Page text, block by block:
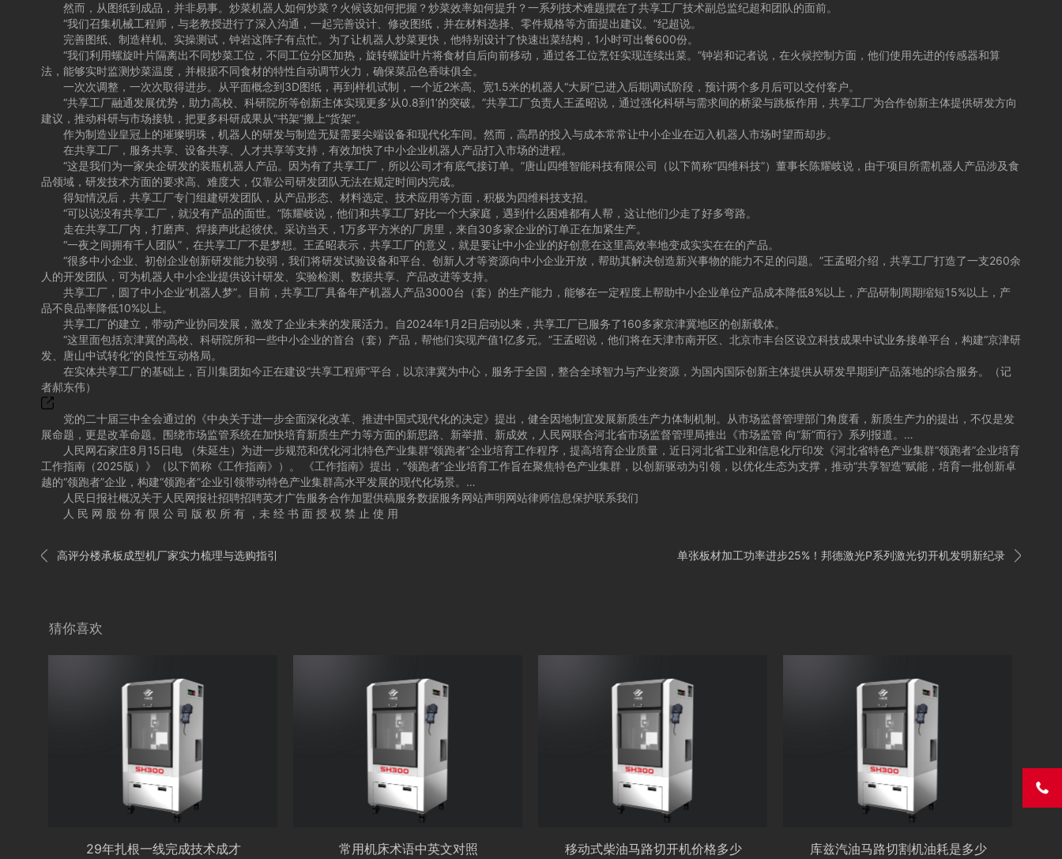
然而，从图纸到成品，并非易事。炒菜机器人如何炒菜？火候该如何把握？炒菜效率如何提升？一系列技术难题摆在了共享工厂技术副总监纪超和团队的面前。
“我们召集机械工程师，与老教授进行了深入沟通，一起完善设计、修改图纸，并在材料选择、零件规格等方面提出建议。”纪超说。
完善图纸、制造样机、实操测试，钟岩这阵子有点忙。为了让机器人炒菜更快，他特别设计了快速出菜结构，1小时可出餐600份。
“我们利用螺旋叶片隔离出不同炒菜工位，不同工位分区加热，旋转螺旋叶片将食材自后向前移动，通过各工位烹饪实现连续出菜。”钟岩和记者说，在火候控制方面，他们使用先进的传感器和算
法，能够实时监测炒菜温度，并根据不同食材的特性自动调节火力，确保菜品色香味俱全。
一次次调整，一次次取得进步。从平面概念到3D图纸，再到样机试制，一个近2米高、宽1.5米的机器人“大厨”已进入后期调试阶段，预计两个多月后可以交付客户。
“共享工厂融通发展优势，助力高校、科研院所等创新主体实现更多‘从0.8到1’的突破。”共享工厂负责人王孟昭说，通过强化科研与需求间的桥梁与跳板作用，共享工厂为合作创新主体提供研发方向
建议，推动科研与市场接轨，把更多科研成果从“书架”搬上“货架”。
作为制造业皇冠上的璀璨明珠，机器人的研发与制造无疑需要尖端设备和现代化车间。然而，高昂的投入与成本常常让中小企业在迈入机器人市场时望而却步。
在共享工厂，服务共享、设备共享、人才共享等支持，有效加快了中小企业机器人产品打入市场的进程。
“这是我们为一家央企研发的装瓶机器人产品。因为有了共享工厂，所以公司才有底气接订单。”唐山四维智能科技有限公司（以下简称“四维科技”）董事长陈耀岐说，由于项目所需机器人产品涉及食
品领域，研发技术方面的要求高、难度大，仅靠公司研发团队无法在规定时间内完成。
得知情况后，共享工厂专门组建研发团队，从产品形态、材料选定、技术应用等方面，积极为四维科技支招。
“可以说没有共享工厂，就没有产品的面世。”陈耀岐说，他们和共享工厂好比一个大家庭，遇到什么困难都有人帮，这让他们少走了好多弯路。
走在共享工厂内，打磨声、焊接声此起彼伏。采访当天，1万多平方米的厂房里，来自30多家企业的订单正在加紧生产。
“一夜之间拥有千人团队”，在共享工厂不是梦想。王孟昭表示，共享工厂的意义，就是要让中小企业的好创意在这里高效率地变成实实在在的产品。
“很多中小企业、初创企业创新研发能力较弱，我们将研发试验设备和平台、创新人才等资源向中小企业开放，帮助其解决创造新兴事物的能力不足的问题。”王孟昭介绍，共享工厂打造了一支260余
人的开发团队，可为机器人中小企业提供设计研发、实验检测、数据共享、产品改进等支持。
共享工厂，圆了中小企业“机器人梦”。目前，共享工厂具备年产机器人产品3000台（套）的生产能力，能够在一定程度上帮助中小企业单位产品成本降低8%以上，产品研制周期缩短15%以上，产
品不良品率降低10%以上。
共享工厂的建立，带动产业协同发展，激发了企业未来的发展活力。自2024年1月2日启动以来，共享工厂已服务了160多家京津冀地区的创新载体。
“这里面包括京津冀的高校、科研院所和一些中小企业的首台（套）产品，帮他们实现产值1亿多元。”王孟昭说，他们将在天津市南开区、北京市丰台区设立科技成果中试业务接单平台，构建“京津研
发、唐山中试转化”的良性互动格局。
在实体共享工厂的基础上，百川集团如今正在建设“共享工程师”平台，以京津冀为中心，服务于全国，整合全球智力与产业资源，为国内国际创新主体提供从研发早期到产品落地的综合服务。（记
者郝东伟）
党的二十届三中全会通过的《中央关于进一步全面深化改革、推进中国式现代化的决定》提出，健全因地制宜发展新质生产力体制机制。从市场监督管理部门角度看，新质生产力的提出，不仅是发
展命题，更是改革命题。围绕市场监管系统在加快培育新质生产力等方面的新思路、新举措、新成效，人民网联合河北省市场监督管理局推出《市场监管 向“新”而行》系列报道。…
人民网石家庄8月15日电 （朱延生）为进一步规范和优化河北特色产业集群“领跑者”企业培育工作程序，提高培育企业质量，近日河北省工业和信息化厅印发《河北省特色产业集群“领跑者”企业培育
工作指南（2025版）》（以下简称《工作指南》）。 《工作指南》提出，“领跑者”企业培育工作旨在聚焦特色产业集群，以创新驱动为引领，以优化生态为支撑，推动“共享智造”赋能，培育一批创新卓
越的“领跑者”企业，构建“领跑者”企业引领带动特色产业集群高水平发展的现代化场景。…
人民日报社概况关于人民网报社招聘招聘英才广告服务合作加盟供稿服务数据服务网站声明网站律师信息保护联系我们
人 民 网 股 份 有 限 公 司 版 权 所 有 ，未 经 书 面 授 权 禁 止 使 用
 高评分楼承板成型机厂家实力梳理与选购指引 
单张板材加工功率进步25%！邦德激光P系列激光切开机发明新纪录
猜你喜欢
29年扎根一线完成技术成才 常用机床术语中英文对照 移动式柴油马路切开机价格多少 库兹汽油马路切割机油耗是多少
